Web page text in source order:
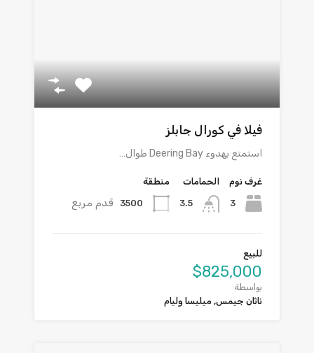
فيلا في كورال جابلز
استمتع بهدوء Deering Bay طوال…
غرف نوم
3
الحمامات
3.5
منطقة
3500 قدم مربع
للبيع
$825,000
بواسطة
ناثان جيمس, ميليسا وليام